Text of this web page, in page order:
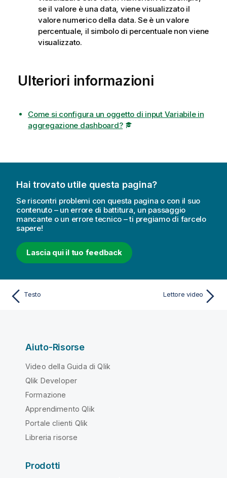
se il valore è una data, viene visualizzato il
valore numerico della data. Se è un valore
percentuale, il simbolo di percentuale non viene
visualizzato.
Ulteriori informazioni
Come si configura un oggetto di input Variabile in
aggregazione dashboard?
Hai trovato utile questa pagina?
Se riscontri problemi con questa pagina o con il suo
contenuto – un errore di battitura, un passaggio
mancante o un errore tecnico – ti pregiamo di farcelo
sapere!
Lascia qui il tuo feedback
Testo Lettore video
Aiuto-Risorse
Video della Guida di Qlik
Qlik Developer
Formazione
Apprendimento Qlik
Portale clienti Qlik
Libreria risorse
Prodotti